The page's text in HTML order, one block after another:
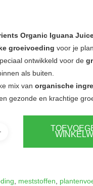
Organic Iguana
groeivoeding voor je
ontwikkeld voor de
als buiten.
mix van organische
gezonde en krachtige
, meststoffen,